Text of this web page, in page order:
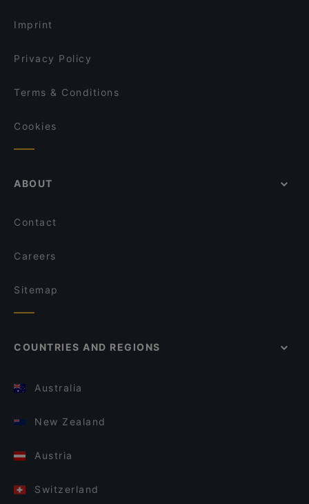
Goodfood - Food Shop - Bistrot
Imprint
Privacy Policy
Terms & Conditions
Cookies
ABOUT
Contact
Careers
Sitemap
COUNTRIES AND REGIONS
Australia
New Zealand
Austria
Switzerland